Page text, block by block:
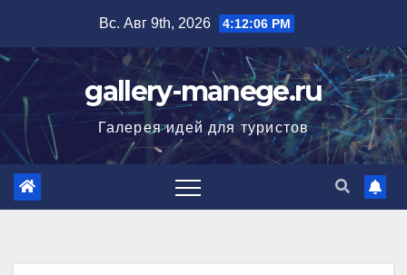
содержимому
Вс. Авг 9th, 2026 4:12:07 PM
gallery-manege.ru
Галерея идей для туристов